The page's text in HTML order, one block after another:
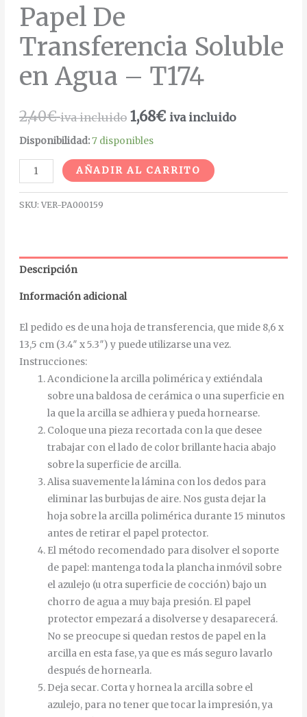
Papel De
Transferencia Soluble
en Agua – T174
2,40€ iva incluido 1,68€ iva incluido
Disponibilidad:7 disponibles
AÑADIR AL CARRITO
SKU: VER-PA000159
Descripción
Información adicional
El pedido es de una hoja de transferencia, que mide 8,6 x
13,5 cm (3.4″ x 5.3″) y puede utilizarse una vez.
Instrucciones:
Acondicione la arcilla polimérica y extiéndala
sobre una baldosa de cerámica o una superficie en
la que la arcilla se adhiera y pueda hornearse.
Coloque una pieza recortada con la que desee
trabajar con el lado de color brillante hacia abajo
sobre la superficie de arcilla.
Alisa suavementelalámina conlos dedos para
eliminarlasburbujas de aire. Nos gusta dejar la
hoja sobre la arcilla polimérica durante 15 minutos
antes de retirar el papel protector.
El método recomendado para disolver el soporte
de papel: mantenga toda la plancha inmóvil sobre
el azulejo (u otra superficie de cocción) bajo un
chorro de agua a muy baja presión. El papel
protector empezará a disolversey desaparecerá.
No se preocupe si quedan restos de papel en la
arcilla en esta fase, ya que es más seguro lavarlo
después de hornearla.
Deja secar. Cortayhorneala arcilla sobre el
azulejo, para no tener quetocarlaimpresión,ya